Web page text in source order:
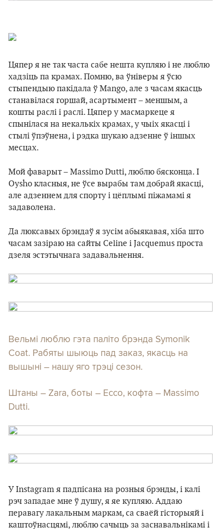
Цяпер я не так часта сабе нешта купляю і не люблю
хадзіць па крамах. Помню, ва ўніверы я ўсю
стыпендыю пакідала ў Mango, але з часам якасць
станавілася горшай, асартымент – меншым, а
кошты раслі і раслі. Цяпер у масмаркеце я
спынілася на некалькіх крамах, у чыіх якасці і
стылі ўпэўнена, і рэдка шукаю адзенне ў іншых
месцах.
Мой фаварыт – Massimo Dutti, люблю бясконца. І
Oysho класныя, не ўсе вырабы там добрай якасці,
але адзеннем для спорту і цёплымі піжамамі я
задаволена.
Да люксавых брэндаў я зусім абыякавая, хіба што
часам зазіраю на сайты Сeline і Jacquemus проста
дзеля эстэтычнага задавальнення.
Вельмі люблю гэта паліто брэнда Symonik
Coat. Рабяты шыюць пад заказ, якасць на
вышыні – нашу яго трэці сезон.
Штаны – Zara, боты – Ecco, кофта – Massimo
Dutti.
У Instagram я падпісана на розныя брэнды, і калі
рэч западае мне ў душу, я яе купляю. Аддаю
перавагу лакальным маркам, са сваёй гісторыяй і
каштоўнасцямі, люблю сачыць за заснавальнікамі і